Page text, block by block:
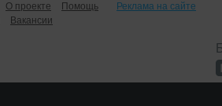
О проекте Помощь
Реклама на сайте
Вакансии